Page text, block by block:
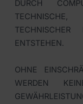
DURCH
ENTSTEHEN.
OHNE
WERDEN